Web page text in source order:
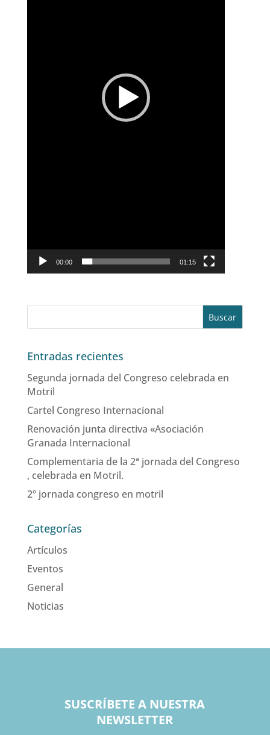
00:00 01:15
Entradas recientes
Segunda jornada del Congreso celebrada en
Motril
Cartel Congreso Internacional
Renovación junta directiva «Asociación
Granada Internacional
Complementaria de la 2ª jornada del Congreso
, celebrada en Motril.
2º jornada congreso en motril
Categorías
Artículos
Eventos
General
Noticias
SUSCRÍBETE A NUESTRA
NEWSLETTER